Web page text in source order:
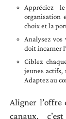
Appréciez
organisation
choix et la
Analysez vos
doit incarner
Ciblez
jeunes
Adaptez au
Aligner l’offre
canaux,